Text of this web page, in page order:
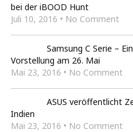
bei der iBOOD Hunt
Juli 10, 2016 • No Comment
Samsung C Serie –
Vorstellung am 26. Mai
Mai 23, 2016 • No Comment
ASUS veröffentlicht
Indien
Mai 23, 2016 • No Comment